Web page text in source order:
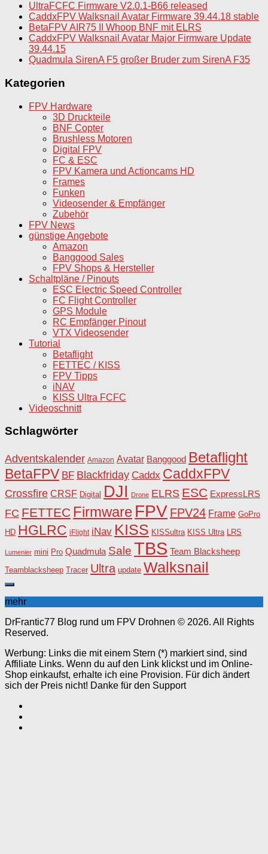
UltraFCFC Firmware V2.0.1-B66 released
CaddxFPV Walksnail Avatar Firmware 39.44.18 stable
BetaFPV AIR75 II Whoop BNF mit ELRS
CaddxFPV Walksnail Avatar Major Firmware Update
39.44.15
Quadmula SirenA F5 großer Bruder zum SirenA F35
Kategorien
FPV Hardware
3D Druckteile
BNF Copter
Brushless Motoren
Digital FPV
FC & ESC
FPV Kamera und Actioncams HD
Frames
Funken
Videosender & Empfänger
Zubehör
FPV News
günstige Angebote
Amazon
Banggood Sales
FPV Shops & Hersteller
Schaltpläne / Pinouts
ESC Electric Speed Controller
FC Flight Controller
GPS Module
RC Empfänger Pinout
VTX Videosender
Tutorial
Betaflight
FETTEC / KISS
FPV Tipps
iNAV
KISS Ultra FCFC
Videoschnitt
Schlagwörter
Adventskalender Amazon Avatar Banggood Betaflight
BetaFPV BF Blackfriday Caddx CaddxFPV
Crossfire CRSF Digital DJI Drone ELRS ESC ExpressLRS
FC FETTEC Firmware FPV FPV24 Frame GoPro
HD HGLRC iFlight iNav KISS KISSultra KISS Ultra LRS
Lumenier mini Pro Quadmula Sale TBS Team Blacksheep
Teamblacksheep Tracer Ultra update Walksnail
mehr
DrFrantic77 Blog rund um FPV Drohnen © 2026. All Rights
Reserved.
Werbung: Links die mit einem Stern (*) markiert sind, sind
Affiliate Links. Wenn du auf den Link klickst und im Online-
Shop einkaufst, erhalte ich eine Provision. Für dich ändert
sich der Preis nicht! Danke für den Support